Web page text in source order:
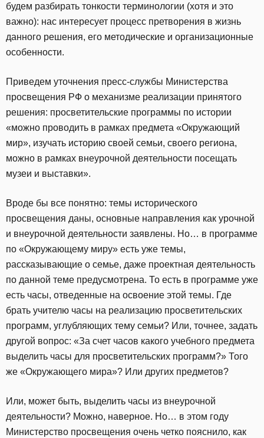
будем разбирать тонкости терминологии (хотя и это
важно): нас интересует процесс претворения в жизнь
данного решения, его методические и организационные
особенности.
Приведем уточнения пресс-службы Министерства
просвещения РФ о механизме реализации принятого
решения: просветительские программы по истории
«можно проводить в рамках предмета «Окружающий
мир», изучать историю своей семьи, своего региона,
можно в рамках внеурочной деятельности посещать
музеи и выставки».
Вроде бы все понятно: темы исторического
просвещения даны, основные направления как урочной
и внеурочной деятельности заявлены. Но… в программе
по «Окружающему миру» есть уже темы,
рассказывающие о семье, даже проектная деятельность
по данной теме предусмотрена. То есть в программе уже
есть часы, отведенные на освоение этой темы. Где
брать учителю часы на реализацию просветительских
программ, углубляющих тему семьи? Или, точнее, задать
другой вопрос: «За счет часов какого учебного предмета
выделить часы для просветительских программ?» Того
же «Окружающего мира»? Или других предметов?
Или, может быть, выделить часы из внеурочной
деятельности? Можно, наверное. Но… в этом году
Министерство просвещения очень четко пояснило, как